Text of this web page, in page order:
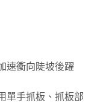
速衝向陡坡後躍
單手抓板、抓板部